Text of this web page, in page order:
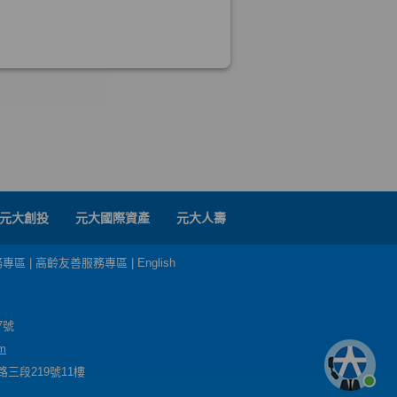
元大創投 元大國際資產 元大人壽
區 高齡友善服務專區 English
號
三段219號11樓